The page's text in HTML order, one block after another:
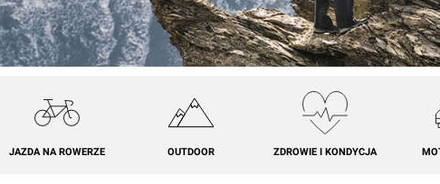
JAZDA NA ROWERZE OUTDOOR ZDROWIE I KONDYCJA